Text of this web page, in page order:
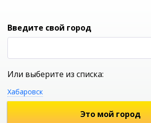
УНИВЕРСАЛЬНЫЙ ИНТЕРНЕТ МАГАЗИН
Введите свой город
Или выберите из списка:
Хабаровск
Это мой город